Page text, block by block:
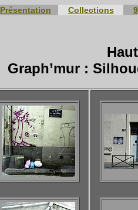
Présentation Collections
Graph’mur :